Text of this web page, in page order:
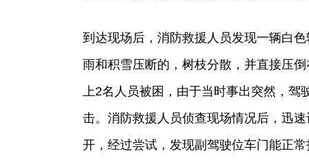
到达现场后，消防救援人员发现一辆白
雨和积雪压断的，树枝分散，并直接压
上2名人员被困，由于当时事出突然，驾
击。消防救援人员侦查现场情况后，迅
开，经过尝试，发现副驾驶位车门能正